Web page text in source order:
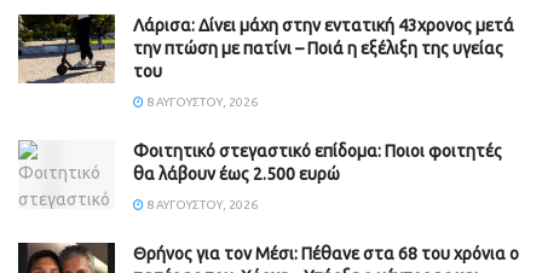
Λάρισα: Δίνει μάχη στην εντατική 43χρονος μετά
την πτώση με πατίνι – Ποιά η εξέλιξη της υγείας
του
8 ΑΥΓΟΎΣΤΟΥ, 2026
Φοιτητικό στεγαστικό επίδομα: Ποιοι φοιτητές
θα λάβουν έως 2.500 ευρώ
8 ΑΥΓΟΎΣΤΟΥ, 2026
Θρήνος για τον Μέσι: Πέθανε στα 68 του χρόνια ο